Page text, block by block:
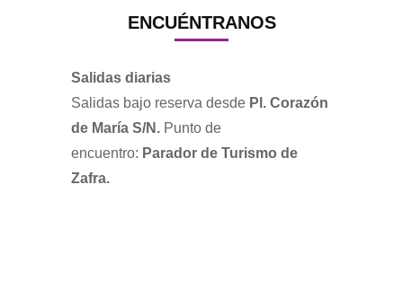
ENCUÉNTRANOS
Salidas diarias
Salidas bajo reserva desde Pl. Corazón
de María S/N. Punto de
encuentro: Parador de Turismo de
Zafra.